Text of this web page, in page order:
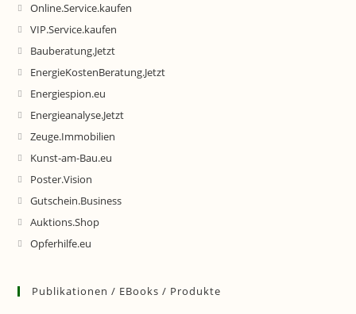
Online.Service.kaufen
VIP.Service.kaufen
Bauberatung.Jetzt
EnergieKostenBeratung.Jetzt
Energiespion.eu
Energieanalyse.Jetzt
Zeuge.Immobilien
Kunst-am-Bau.eu
Poster.Vision
Gutschein.Business
Auktions.Shop
Opferhilfe.eu
Publikationen / EBooks / Produkte